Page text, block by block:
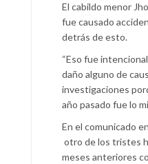
El cabildo menor
fue causado
detrás de esto.
“Eso fue
daño alguno de
investigaciones
año pasado fue lo
En el comunicado
otro de los tristes
meses anteriores